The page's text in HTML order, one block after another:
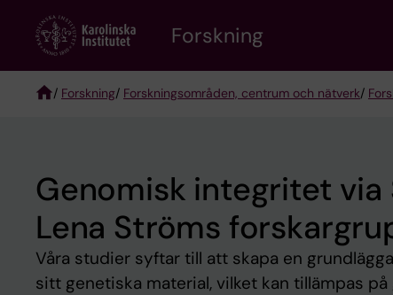
content
Forskning
/ Forskning/ Forskningsområden, centrum och nätverk/
Genomisk integritet via
Lena Ströms
Våra studier syftar till att skapa en
sitt genetiska material, vilket kan tillämpas